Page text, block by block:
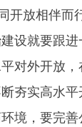
放相伴而
设就要跟
对外开放，
夯实高水平
境，要完